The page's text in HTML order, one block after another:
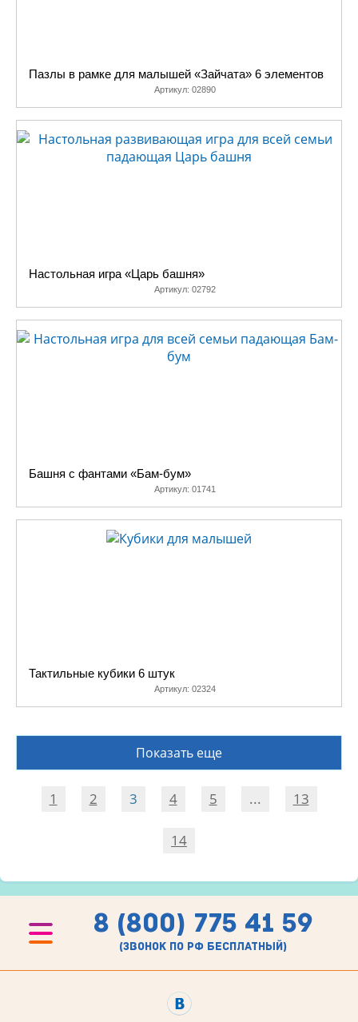
Пазлы в рамке для малышей «Зайчата» 6 элементов
Артикул: 02890
Настольная игра «Царь башня»
Артикул: 02792
Башня с фантами «Бам-бум»
Артикул: 01741
Тактильные кубики 6 штук
Артикул: 02324
Показать еще
1 2 3 4 5 ... 13
14
8 (800) 775 41 59
(звонок по рф бесплатный)